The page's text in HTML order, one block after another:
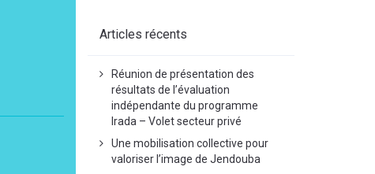
Articles récents
Réunion de présentation des
résultats de l’évaluation
indépendante du programme
Irada – Volet secteur privé
Une mobilisation collective pour
valoriser l’image de Jendouba